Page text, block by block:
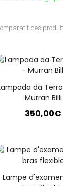
des
da
Murran Billi
350,00€
Lampe